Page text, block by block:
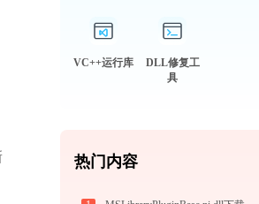
VC++运行库
DLL修复工
具
热门内容